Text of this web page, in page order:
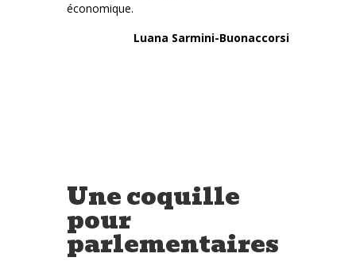
économique.
Luana Sarmini-Buonaccorsi
Une coquille
pour
parlementaires